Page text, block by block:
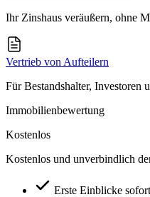
Ihr Zinshaus veräußern, ohne
Vertrieb von Aufteilern
Für Bestandshalter, Investoren
Immobilienbewertung
Kostenlos
Kostenlos und unverbindlich
Erste Einblicke